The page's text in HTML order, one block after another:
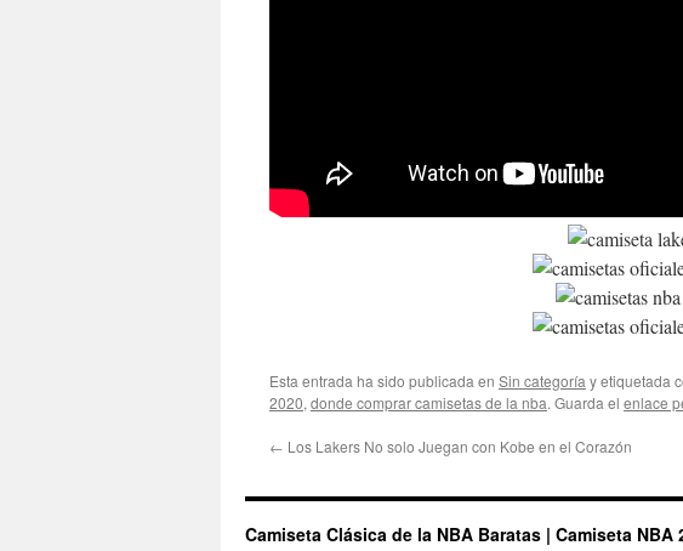
Esta entrada ha sido publicada en Sin categoría y etiquetada
2020, donde comprar camisetas de la nba. Guarda el enlace
← Los Lakers No solo Juegan con Kobe en el Corazón
Camiseta Clásica de la NBA Baratas | Camiseta NBA